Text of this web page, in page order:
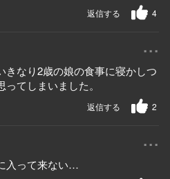
4
返信する
...
きなり2歳の娘の食事に寝かしつ
てしまいました。
2
返信する
...
入って来ない…